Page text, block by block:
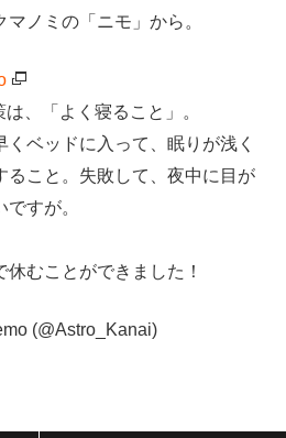
ノミの「ニモ」から。
は、「よく寝ること」。
ベッドに入って、眠りが浅く
ること。失敗して、夜中に目が
すが。
むことができました！
(@Astro_Kanai)